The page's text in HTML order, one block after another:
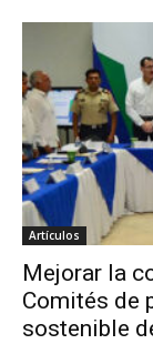
Artículos
Mejorar la
Comités de
sostenible